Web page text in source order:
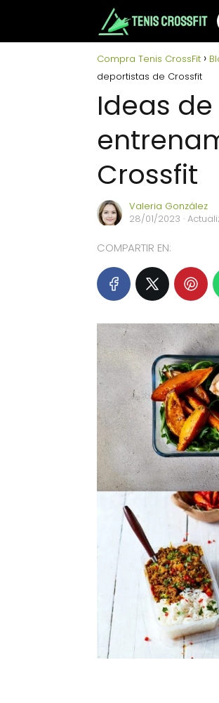
Compra Tenis CrossFit
deportistas de Crossfit
Ideas
Crossfit
Valeria González
28/01/2023 ·
COMPARTIR EN: